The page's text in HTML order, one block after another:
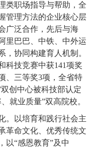
类职场指导与帮助，全
管理方法的企业核心层
广泛合作，先后与海
里巴巴、中铁、中外运
，协同构建育人机制。
科技竞赛中获141项奖
、三等奖3项，全省特
创中心被科技部认定
就业质量”双高院校。
以培育和践行社会主
革命文化、优秀传统文
以“感恩教育”及中